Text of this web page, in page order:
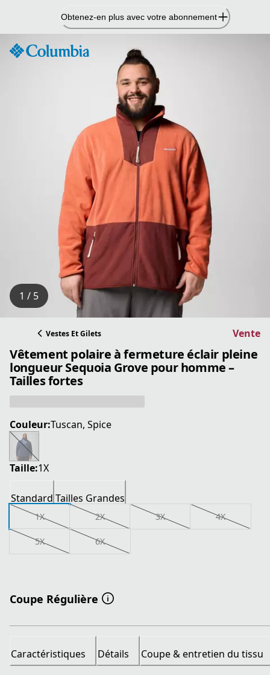
contenu
Obtenez-en plus avec votre abonnement
1 / 5
Vestes Et Gilets Vente
Vêtement polaire à fermeture éclair pleine
longueur Sequoia Grove pour homme –
Tailles fortes
Couleur:Tuscan, Spice
Taille:1X
Standard Tailles Grandes
1X 2X 3X 4X
5X 6X
Coupe Régulière
Caractéristiques Détails Coupe & entretien du tissu